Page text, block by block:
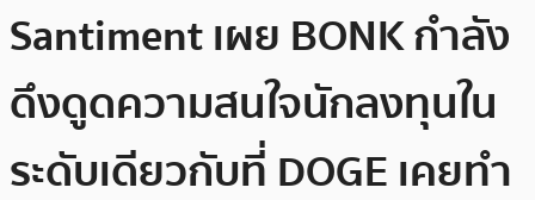
Santiment เผย BONK กำลัง
ดึงดูดความสนใจนักลงทุนใน
ระดับเดียวกับที่ DOGE เคยทำ